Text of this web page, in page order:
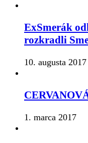
ExSmerák
rozkradli
10. augusta 2017
1. marca 2017